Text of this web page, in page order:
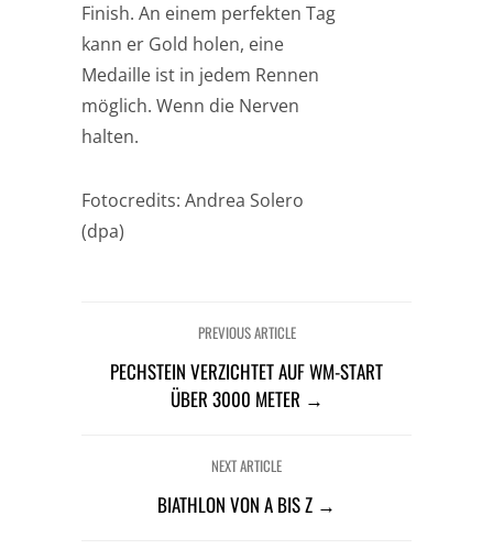
Finish. An einem perfekten Tag
kann er Gold holen, eine
Medaille ist in jedem Rennen
möglich. Wenn die Nerven
halten.
Fotocredits: Andrea Solero
(dpa)
PREVIOUS ARTICLE
PECHSTEIN VERZICHTET AUF WM-START
ÜBER 3000 METER →
NEXT ARTICLE
BIATHLON VON A BIS Z →